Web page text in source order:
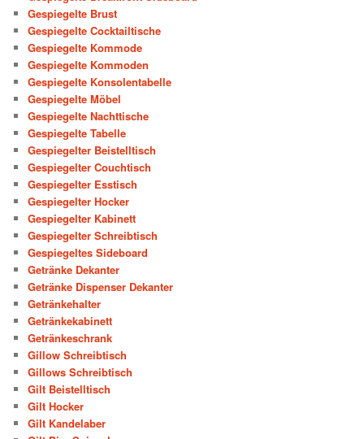
Gespiegelte Brust
Gespiegelte Cocktailtische
Gespiegelte Kommode
Gespiegelte Kommoden
Gespiegelte Konsolentabelle
Gespiegelte Möbel
Gespiegelte Nachttische
Gespiegelte Tabelle
Gespiegelter Beistelltisch
Gespiegelter Couchtisch
Gespiegelter Esstisch
Gespiegelter Hocker
Gespiegelter Kabinett
Gespiegelter Schreibtisch
Gespiegeltes Sideboard
Getränke Dekanter
Getränke Dispenser Dekanter
Getränkehalter
Getränkekabinett
Getränkeschrank
Gillow Schreibtisch
Gillows Schreibtisch
Gilt Beistelltisch
Gilt Hocker
Gilt Kandelaber